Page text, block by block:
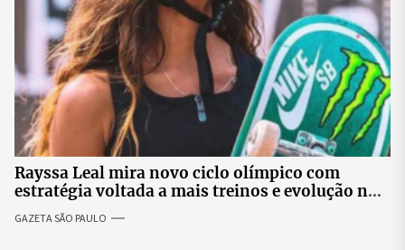
Rayssa Leal mira novo ciclo olímpico com
estratégia voltada a mais treinos e evolução no
GAZETA SÃO PAULO